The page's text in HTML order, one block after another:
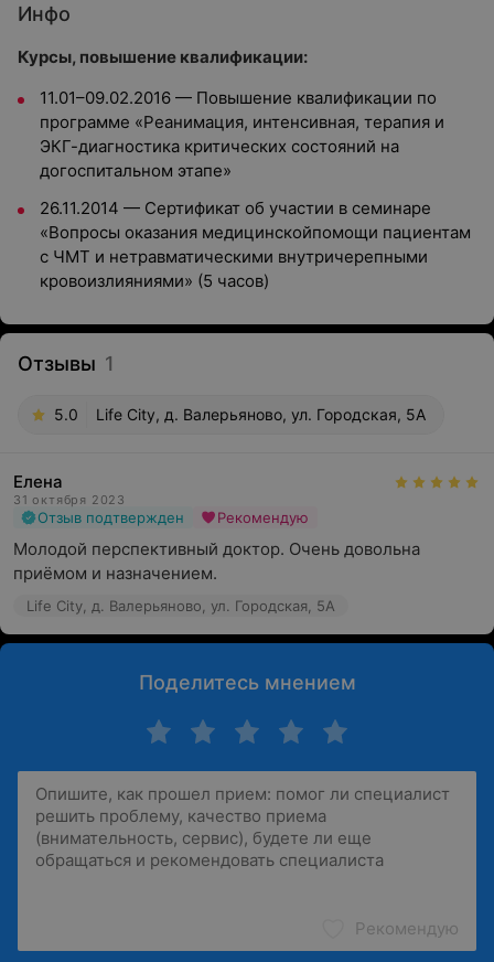
Инфо
Курсы, повышение квалификации:
11.01–09.02.2016 — Повышение квалификации по
программе «Реанимация, интенсивная, терапия и
ЭКГ-диагностика критических состояний на
догоспитальном этапе»
26.11.2014 — Сертификат об участии в семинаре
«Вопросы оказания медицинскойпомощи пациентам
с ЧМТ и нетравматическими внутричерепными
кровоизлияниями» (5 часов)
Отзывы 1
5.0 Life City, д. Валерьяново, ул. Городская, 5А
Елена
31 октября 2023
Отзыв подтвержден Рекомендую
Молодой перспективный доктор. Очень довольна
приёмом и назначением.
Life City, д. Валерьяново, ул. Городская, 5А
Поделитесь мнением
Рекомендую